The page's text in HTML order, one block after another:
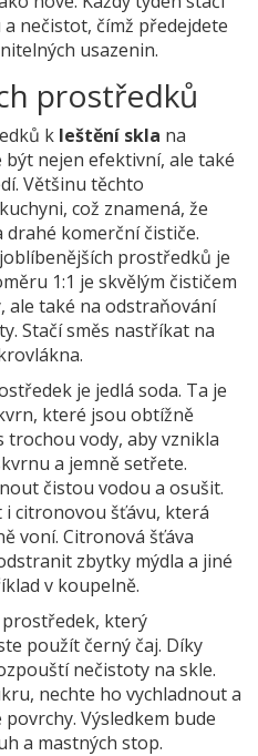
nečistot, čímž předejdete
usazenin.
prostředků
k leštění skla na
nejen efektivní, ale také
Většinu těchto
což znamená, že
komerční čističe.
prostředků je
1:1 je skvělým čističem
ale také na odstraňování
Stačí směs nastříkat na
je jedlá soda. Ta je
které jsou obtížně
trochou vody, aby vznikla
a jemně setřete.
čistou vodou a osušit.
citronovou šťávu, která
voní. Citronová šťáva
zbytky mýdla a jiné
v koupelně.
který
použít černý čaj. Díky
nečistoty na skle.
nechte ho vychladnout a
Výsledkem bude
a mastných stop.